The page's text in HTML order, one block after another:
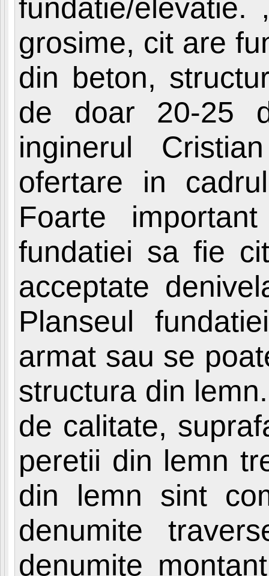
fundatie/
grosime, cit are
din beton,
de doar 20-25
inginerul
ofertare in
Foarte
fundatiei sa fie
acceptate
Planseul
armat sau se
structura din
de calitate,
peretii din lemn
din lemn sint
denumite
denumite